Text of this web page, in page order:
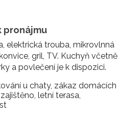
pronájmu
elektrická trouba, mikrovlnná
gril, TV. Kuchyň včetně
a povlečení je k dispozici.
u chaty, zákaz domácích
letní terasa,